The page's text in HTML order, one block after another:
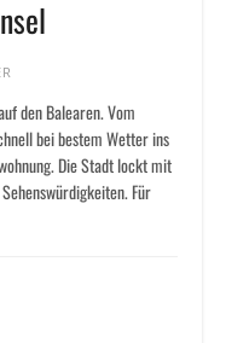
den Balearen. Vom
bei bestem Wetter ins
Die Stadt lockt mit
Für